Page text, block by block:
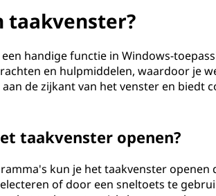
taakvenster?
handige functie in Windows-
en hulpmiddelen, waardoor je
de zijkant van het venster en biedt
taakvenster openen?
kun je het taakvenster openen
of door een sneltoets te